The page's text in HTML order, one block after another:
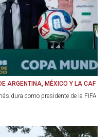
ARGENTINA, MÉXICO Y LA CAF
dura como presidente de la FIFA